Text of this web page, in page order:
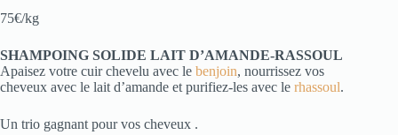
75€/kg
SHAMPOING SOLIDE LAIT D’AMANDE-RASSOUL
Apaisez votre cuir chevelu avec le benjoin, nourrissez vos
cheveux avec le lait d’amande et purifiez-les avec le rhassoul.
Un trio gagnant pour vos cheveux .